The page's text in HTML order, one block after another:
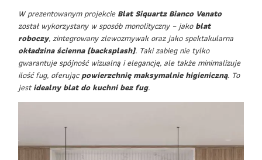
W prezentowanym projekcieBlat Siquartz Bianco Venato
został wykorzystany w sposób monolityczny – jakoblat
roboczy, zintegrowany zlewozmywak oraz jako spektakularna
okładzina ścienna (backsplash). Taki zabieg nie tylko
gwarantuje spójność wizualną i elegancję, ale także minimalizuje
ilość fug, oferującpowierzchnię maksymalnie higieniczną. To
jestidealny blat do kuchni bez fug.